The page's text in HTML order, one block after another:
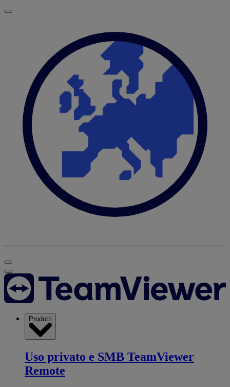
Prodotti
Uso privato e SMB TeamViewer
Remote